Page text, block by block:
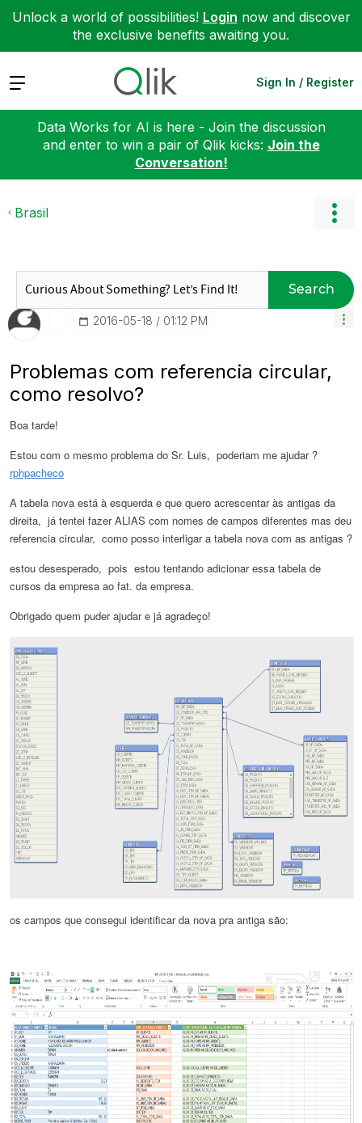
Unlock a world of possibilities! Login now and discover
the exclusive benefits awaiting you.
Expand Sign In / Register
Data Works for AI is here - Join the discussion
and enter to win a pair of Qlik kicks: Join the
Conversation!
Brasil
Search
‎2016-05-18 01:12 PM
Problemas com referencia circular,
como resolvo?
Boa tarde!
Estou com o mesmo problema do Sr. Luis, poderiam me ajudar ?
rphpacheco
A tabela nova está à esquerda e que quero acrescentar às antigas da
direita, já tentei fazer ALIAS com nomes de campos diferentes mas deu
referencia circular, como posso interligar a tabela nova com as antigas ?
estou desesperado, pois estou tentando adicionar essa tabela de
cursos da empresa ao fat. da empresa.
Obrigado quem puder ajudar e já agradeço!
os campos que consegui identificar da nova pra antiga são: